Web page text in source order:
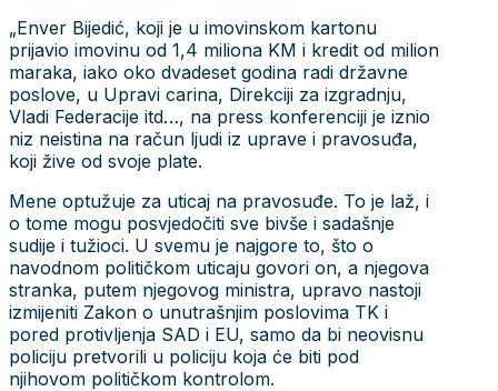
„Enver Bijedić, koji je u imovinskom kartonu
prijavio imovinu od 1,4 miliona KM i kredit od milion
maraka, iako oko dvadeset godina radi državne
poslove, u Upravi carina, Direkciji za izgradnju,
Vladi Federacije itd…, na press konferenciji je iznio
niz neistina na račun ljudi iz uprave i pravosuđa,
koji žive od svoje plate.
Mene optužuje za uticaj na pravosuđe. To je laž, i
o tome mogu posvjedočiti sve bivše i sadašnje
sudije i tužioci. U svemu je najgore to, što o
navodnom političkom uticaju govori on, a njegova
stranka, putem njegovog ministra, upravo nastoji
izmijeniti Zakon o unutrašnjim poslovima TK i
pored protivljenja SAD i EU, samo da bi neovisnu
policiju pretvorili u policiju koja će biti pod
njihovom političkom kontrolom.